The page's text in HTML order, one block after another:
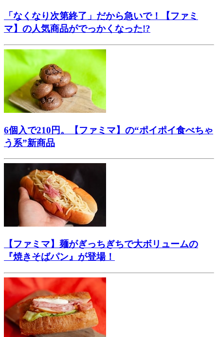
「なくなり次第終了」だから急いで！【ファミ
マ】の人気商品がでっかくなった!?
6個入で210円。【ファミマ】の“ポイポイ食べちゃ
う系”新商品
【ファミマ】麺がぎっちぎちで大ボリュームの
『焼きそばパン』が登場！